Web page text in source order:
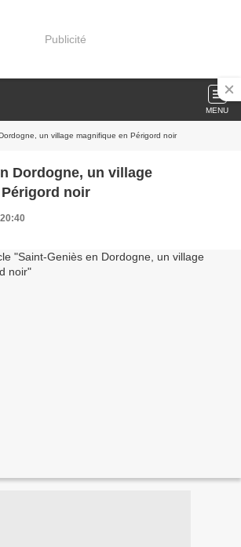
Publicité
MENU
un village magnifique en Périgord noir
Dordogne, un village
noir